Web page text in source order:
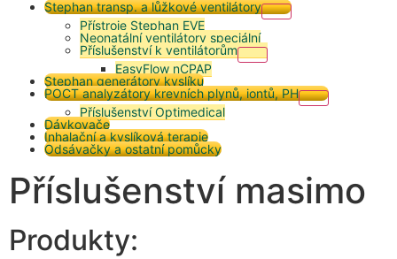
Stephan transp. a lůžkové ventilátory
Přístroje Stephan EVE
Neonatální ventilátory speciální
Příslušenství k ventilátorům
EasyFlow nCPAP
Stephan generátory kyslíku
POCT analyzátory krevních plynů, iontů, PH
Příslušenství Optimedical
Dávkovače
Inhalační a kyslíková terapie
Odsávačky a ostatní pomůcky
Příslušenství masimo
Produkty: